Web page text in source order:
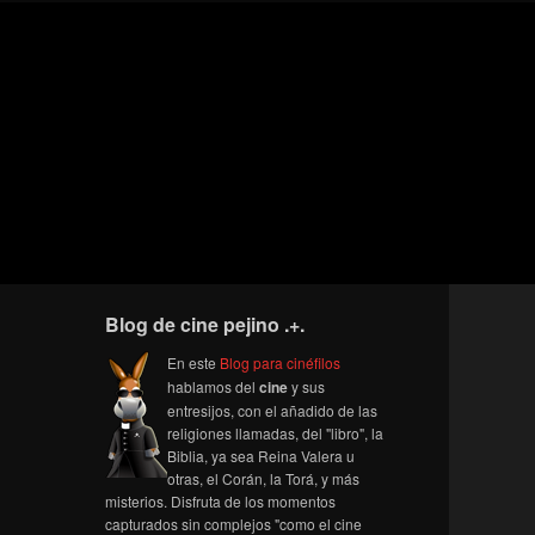
Blog de cine pejino .+.
En este Blog para cinéfilos
hablamos del ciney sus
entresijos, con el añadido de las
religiones llamadas, del "libro", la
Biblia, ya sea Reina Valera u
otras, el Corán, la Torá, y más
misterios. Disfruta de los momentos
capturados sin complejos "como el cine